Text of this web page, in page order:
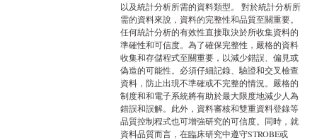
以及統計分析所需的資料類型。 對於統計分析所
需的資料來說，資料的完整性和品質至關重要。
任何統計分析的有效性直接取決於所收集資料的
準確性和可信度。為了確保完整性，嚴格的資料
收集和存儲程式至關重要，以減少錯誤、偏見或
偽造的可能性。必須仔細記錄、驗證和交叉檢查
資料，防止出現不準確或不完整的情況。嚴格的
制度和和電子系統將有助於最大限度地減少人為
錯誤和誤解。此外，資料審核和雙重資料登錄等
品質控制程式也可增強研究的可信度。同時，就
資料品質而言，在臨床研究中遵守STROBE或